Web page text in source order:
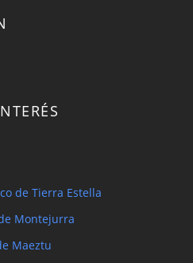
de Tierra Estella
Montejurra
Maeztu